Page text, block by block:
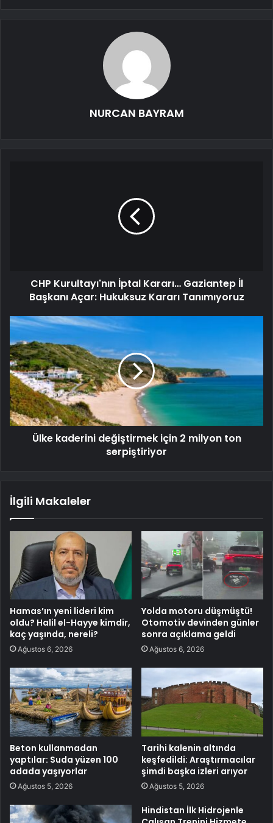
NURCAN BAYRAM
CHP Kurultayı'nın İptal Kararı… Gaziantep İl
Başkanı Açar: Hukuksuz Kararı Tanımıyoruz
Ülke kaderini değiştirmek için 2 milyon ton
serpiştiriyor
İlgili Makaleler
Hamas’ın yeni lideri kim
oldu? Halil el-Hayye kimdir,
kaç yaşında, nereli?
Ağustos 6, 2026
Yolda motoru düşmüştü!
Otomotiv devinden günler
sonra açıklama geldi
Ağustos 6, 2026
Beton kullanmadan
yaptılar: Suda yüzen 100
adada yaşıyorlar
Ağustos 5, 2026
Tarihi kalenin altında
keşfedildi: Araştırmacılar
şimdi başka izleri arıyor
Ağustos 5, 2026
Hindistan İlk Hidrojenle